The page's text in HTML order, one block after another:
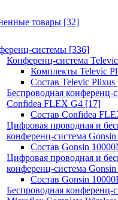
товары [32]
системы [336]
Конференц-система
Комплекты Televic
Состав Televic Plixus
Беспроводная конференц-
Confidea FLEX G4 [17]
Состав Confidea
Цифровая проводная и
конференц-система
Состав Gonsin
Цифровая проводная и
конференц-система
Состав Gonsin
Беспроводная конференц-